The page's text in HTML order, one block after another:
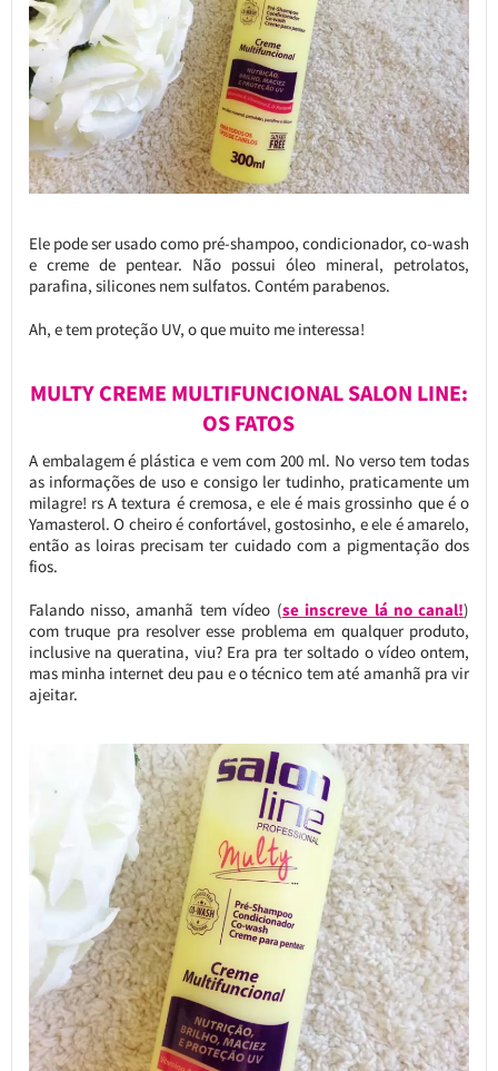
Ele pode ser usado como pré-shampoo, condicionador, co-wash
e creme de pentear. Não possui óleo mineral, petrolatos,
parafina, silicones nem sulfatos. Contém parabenos.
Ah, e tem proteção UV, o que muito me interessa!
MULTY CREME MULTIFUNCIONAL SALON LINE:
OS FATOS
A embalagem é plástica e vem com 200 ml. No verso tem todas
as informações de uso e consigo ler tudinho, praticamente um
milagre! rs A textura é cremosa, e ele é mais grossinho que é o
Yamasterol. O cheiro é confortável, gostosinho, e ele é amarelo,
então as loiras precisam ter cuidado com a pigmentação dos
fios.
Falando nisso, amanhã tem vídeo (se inscreve lá no canal!)
com truque pra resolver esse problema em qualquer produto,
inclusive na queratina, viu? Era pra ter soltado o vídeo ontem,
mas minha internet deu pau e o técnico tem até amanhã pra vir
ajeitar.